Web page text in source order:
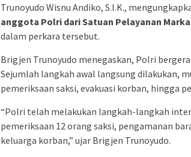
Trunoyudo Wisnu Andiko, S.I.K.,
anggota Polri dari Satuan Pelayanan
dalam perkara tersebut.
Brigjen Trunoyudo menegaskan, Polri
Sejumlah langkah awal langsung dilakukan,
pemeriksaan saksi, evakuasi korban, hingga
“Polri telah melakukan langkah-langkah
pemeriksaan 12 orang saksi, pengamanan
keluarga korban,” ujar Brigjen Trunoyudo.